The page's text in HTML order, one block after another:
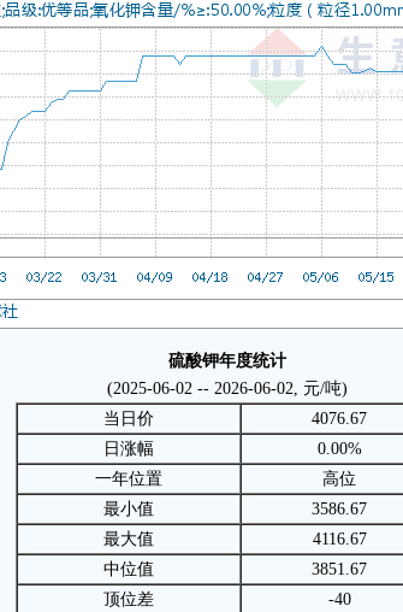
硫酸钾年度统计
(2025-06-02 -- 2026-06-02, 元/吨)
当日价
4076.67
日涨幅
0.00%
一年位置
高位
最小值
3586.67
最大值
4116.67
中位值
3851.67
顶位差
-40